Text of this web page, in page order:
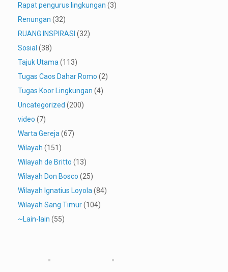
Rapat pengurus lingkungan (3)
Renungan (32)
RUANG INSPIRASI (32)
Sosial (38)
Tajuk Utama (113)
Tugas Caos Dahar Romo (2)
Tugas Koor Lingkungan (4)
Uncategorized (200)
video (7)
Warta Gereja (67)
Wilayah (151)
Wilayah de Britto (13)
Wilayah Don Bosco (25)
Wilayah Ignatius Loyola (84)
Wilayah Sang Timur(104)
~Lain-lain (55)